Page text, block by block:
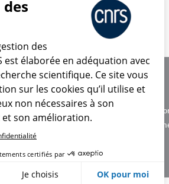
Charte
Données
des
est élaborée en adéquation avec
scientifique. Ce site vous
sur les cookies qu’il utilise et
non nécessaires à son
son amélioration.
certifiés par
Je choisis OK pour moi